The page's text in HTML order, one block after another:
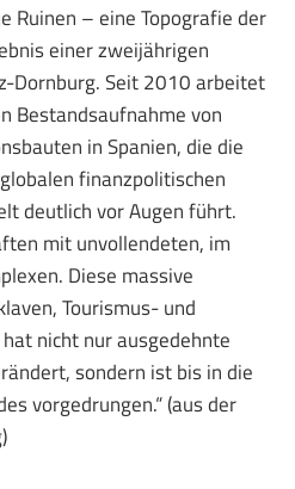
Ruinen – eine Topografie der
einer zweijährigen
Dornburg. Seit 2010 arbeitet
Bestandsaufnahme von
in Spanien, die die
finanzpolitischen
deutlich vor Augen führt.
mit unvollendeten, im
Diese massive
Tourismus- und
nicht nur ausgedehnte
sondern ist bis in die
vorgedrungen.“ (aus der